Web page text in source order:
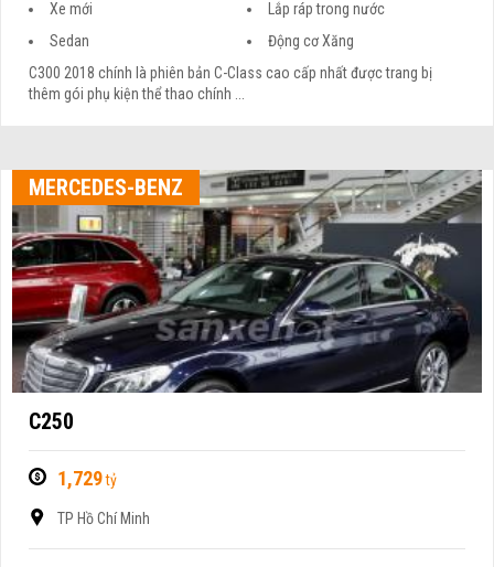
Xe mới
Lắp ráp trong nước
Sedan
Động cơ Xăng
C300 2018 chính là phiên bản C-Class cao cấp nhất được trang bị
thêm gói phụ kiện thể thao chính ...
MERCEDES-BENZ
C250
1,729tỷ
TP Hồ Chí Minh